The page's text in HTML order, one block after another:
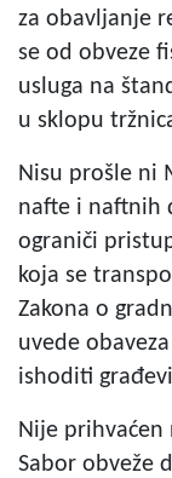
za obavljanje
se od obveze
usluga na
u sklopu
Nisu prošle ni
nafte i naftnih
ograniči
koja se
Zakona o
uvede
ishoditi
Nije prihvaćen
Sabor obveže